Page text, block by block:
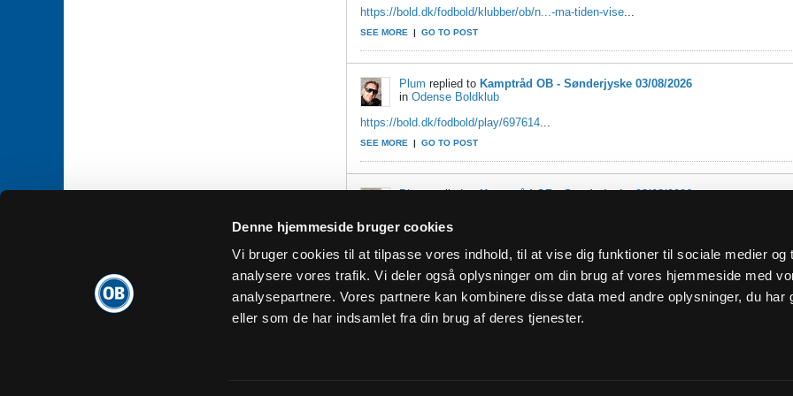
Denne hjemmeside bruger cookies
Vi bruger cookies til at tilpasse vores indhold, til at vise dig funktioner til sociale medier og
analysere vores trafik. Vi deler også oplysninger om din brug af vores hjemmeside med
analysepartnere. Vores partnere kan kombinere disse data med andre oplysninger, du har
eller som de har indsamlet fra din brug af deres tjenester.
https://bold.dk/fodbold/klubber/ob/n...-ma-tiden-vise
SEE MORE | GO TO POST
Plum replied to Kamptråd OB - Sønderjyske 03/08/2026
in Odense Boldklub
https://bold.dk/fodbold/play/697614
SEE MORE | GO TO POST
Plumreplied toKamptråd OB - Sønderjyske 03/08/2026
Muligvis men han lavede 13 kasser i 19/20 sæsonen for OB og det er ikke gjort
AK med 15 i 17/18 og ellers Festersen med 14...
SEE MORE | GO TO POST